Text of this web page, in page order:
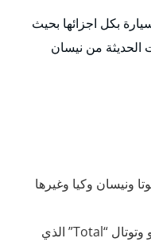
بكل اجزائها بحيث
الحديثة من نيسان
ونيسان وكيا وغيرها
أيضا توفير جميع أنواع زيوت السيارات من أهم الشركات تصنيع الزيوت كشركة كاسترو وتوتال “Total” الذي